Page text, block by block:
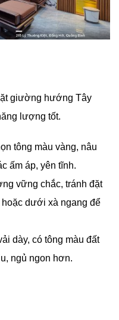
giường hướng Tây
lượng tốt.
tông màu vàng, nâu
ấm áp, yên tĩnh.
vững chắc, tránh đặt
dưới xà ngang để
dày, có tông màu đất
ngủ ngon hơn.